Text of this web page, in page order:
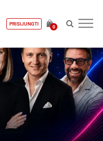
PRISIJUNGTI
0